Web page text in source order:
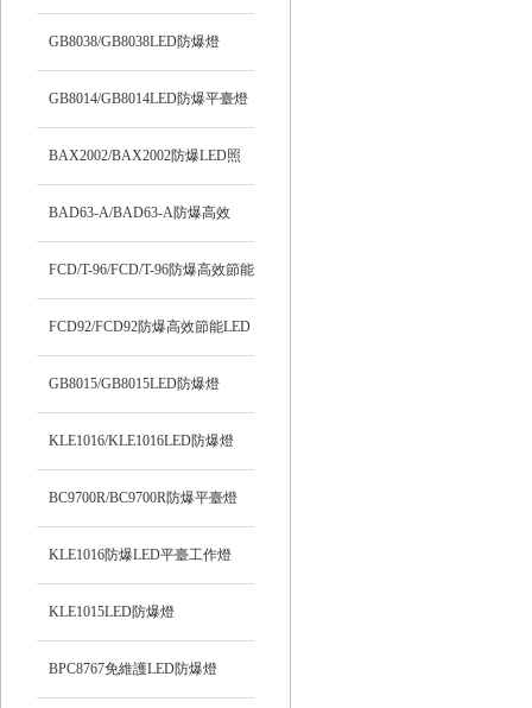
燈
GB8038/GB8038LED防爆燈
GB8014/GB8014LED防爆平臺燈
BAX2002/BAX2002防爆LED照
明燈
BAD63-A/BAD63-A防爆高效
LED燈
FCD/T-96/FCD/T-96防爆高效節能
LED燈
FCD92/FCD92防爆高效節能LED
燈
GB8015/GB8015LED防爆燈
KLE1016/KLE1016LED防爆燈
BC9700R/BC9700R防爆平臺燈
KLE1016防爆LED平臺工作燈
KLE1015LED防爆燈
BPC8767免維護LED防爆燈